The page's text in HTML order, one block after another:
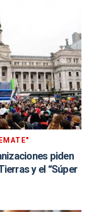
piden
y el “Súper